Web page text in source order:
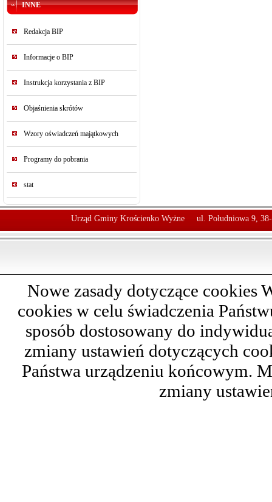
INNE
Redakcja BIP
Informacje o BIP
Instrukcja korzystania z BIP
Objaśnienia skrótów
Wzory oświadczeń majątkowych
Programy do pobrania
stat
Urząd Gminy Krościenko Wyżne ul. Południowa 9,
Nowe zasady dotyczące cookies
cookies w celu świadczenia
sposób dostosowany do
zmiany ustawień dotyczących
Państwa urządzeniu końcowym.
zmiany